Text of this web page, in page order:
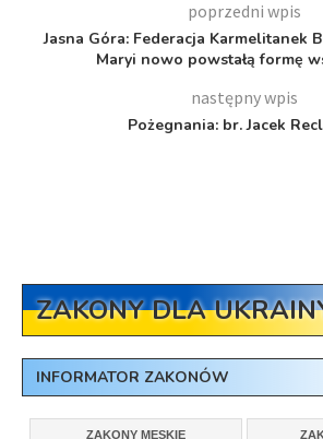
poprzedni wpis
Jasna Góra: Federacja Karmelitanek
Maryi nowo powstałą formę
następny wpis
Pożegnania: br. Jacek
ZAKONY DLA
INFORMATOR ZAKONÓW
ZAKONY MĘSKIE